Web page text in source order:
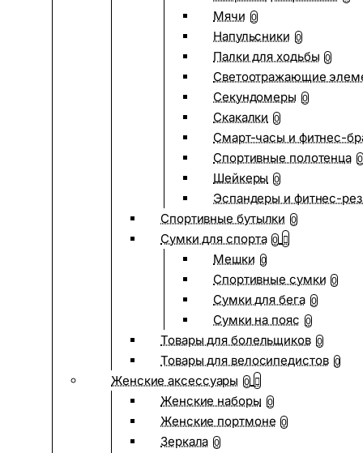
Мячи 0
Напульсники 0
Палки для ходьбы 0
Светоотражающие
Секундомеры 0
Скакалки 0
Смарт-часы и фитнес-
Спортивные полотенца 0
Шейкеры 0
Эспандеры и фитнес-
Спортивные бутылки 0
Сумки для спорта 0
Мешки 0
Спортивные сумки 0
Сумки для бега 0
Сумки на пояс 0
Товары для болельщиков 0
Товары для велосипедистов 0
Женские аксессуары 0
Женские наборы 0
Женские портмоне 0
Зеркала 0